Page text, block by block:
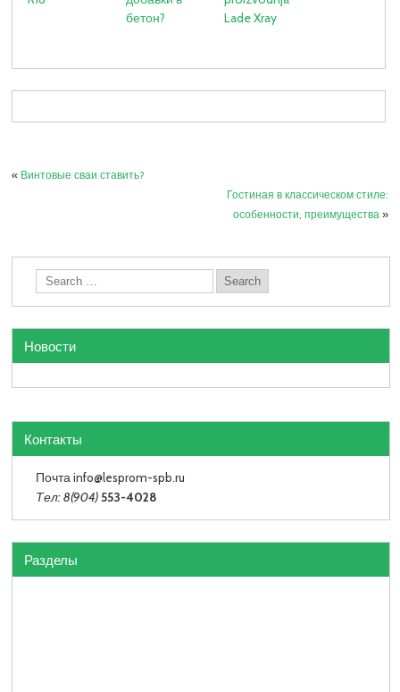
бетон?
Lade Xray
« Винтовые сваи ставить?
Гостиная в классическом стиле:
особенности, преимущества »
Новости
Контакты
Почта info@lesprom-spb.ru
Тел: 8(904) 553-4028
Разделы